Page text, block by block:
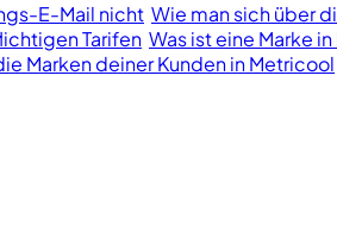
E-Mail nicht Wie man sich über
Tarifen Was ist eine Marke
Marken deiner Kunden in Metricool